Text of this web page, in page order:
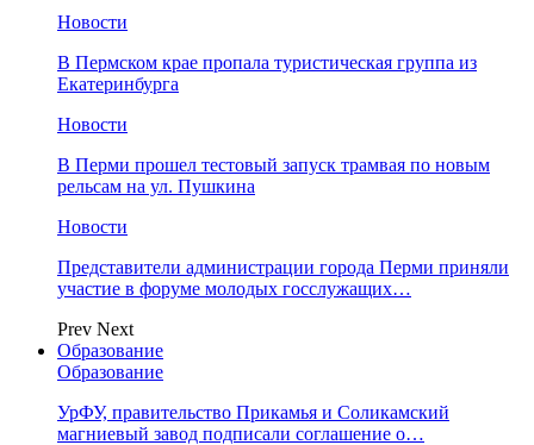
Новости
​В Пермском крае пропала туристическая группа из
Екатеринбурга
Новости
В Перми прошел тестовый запуск трамвая по новым
рельсам на ул. Пушкина
Новости
Представители администрации города Перми приняли
участие в форуме молодых госслужащих…
Prev Next
Образование
Образование
УрФУ, правительство Прикамья и Соликамский
магниевый завод подписали соглашение о…